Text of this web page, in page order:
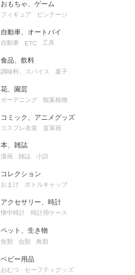
おもちゃ、ゲーム
フィギュア ビンテージ
自動車、オートバイ
自動車 ETC 工具
食品、飲料
調味料、スパイス 菓子
花、園芸
ガーデニング 観葉植物
コミック、アニメグッズ
コスプレ衣装 直筆画
本、雑誌
漫画 雑誌 小説
コレクション
おまけ ボトルキャップ
アクセサリー、時計
懐中時計 時計用ケース
ペット、生き物
魚類 虫類 鳥類
ベビー用品
おむつ セーフティグッズ